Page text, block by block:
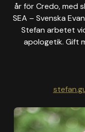
år för Credo, med
SEA – Svenska
Stefan arbetet
apologetik. Gift